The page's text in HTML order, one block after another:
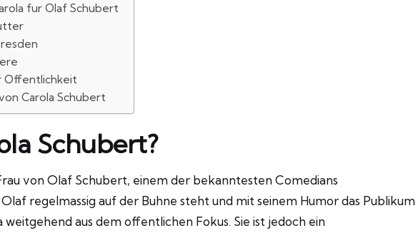
fur Olaf Schubert
Offentlichkeit
Carola Schubert
Schubert?
von Olaf Schubert, einem der bekanntesten Comedians
regelmassig auf der Buhne steht und mit seinem Humor das Publikum
aus dem offentlichen Fokus. Sie ist jedoch ein